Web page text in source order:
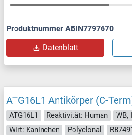
Produktnummer ABIN7797670
Datenblatt
ATG16L1 Antikörper (C-
ATG16L1 Reaktivität: Human
WB,
Wirt: Kaninchen
Polyclonal RB7491